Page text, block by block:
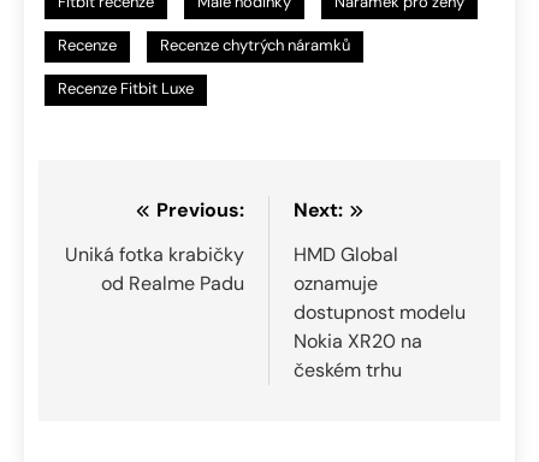
Recenze Recenze chytrých náramků
Recenze Fitbit Luxe
Navigace
pro
příspěvek
Previous:
Uniká fotka krabičky
od Realme Padu
Next:
HMD Global
oznamuje
dostupnost modelu
Nokia XR20 na
českém trhu